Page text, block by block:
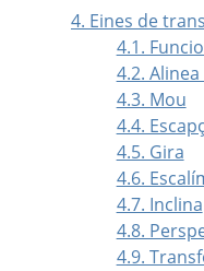
4. Eines de
4.1.
4.2.
4.3. Mou
4.4.
4.5. Gira
4.6.
4.7. Inclina
4.8.
4.9.